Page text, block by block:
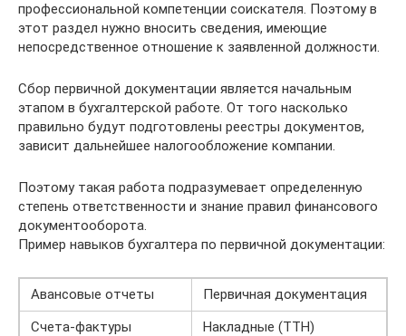
профессиональной компетенции соискателя. Поэтому в
этот раздел нужно вносить сведения, имеющие
непосредственное отношение к заявленной должности.
Сбор первичной документации является начальным
этапом в бухгалтерской работе. От того насколько
правильно будут подготовлены реестры документов,
зависит дальнейшее налогообложение компании.
Поэтому такая работа подразумевает определенную
степень ответственности и знание правил финансового
документооборота.
Пример навыков бухгалтера по первичной документации:
Авансовые отчеты
Первичная документация
Счета-фактуры
Накладные (ТТН)